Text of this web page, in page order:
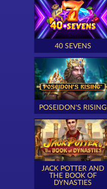
40 SEVENS
POSEIDON'S RISING
JACK POTTER AND
THE BOOK OF
DYNASTIES